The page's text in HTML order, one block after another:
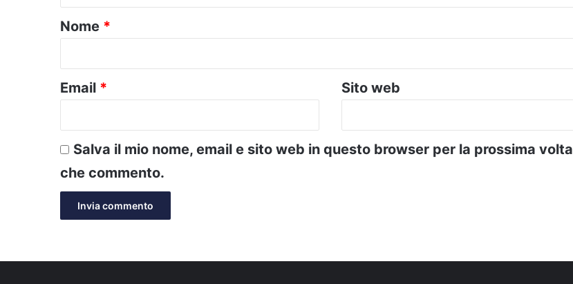
o
*
Nome *
Email * Sito web
Salva il mio nome, email e sito web in questo browser per la prossima volta
che commento.